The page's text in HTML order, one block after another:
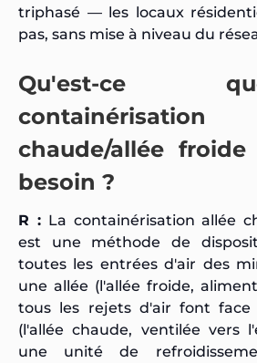
triphasé — les locaux
pas, sans mise à niveau du
Qu'est-ce
chaude/allée
besoin ?
R :La containérisation allée
est une méthode de
toutes les entrées d'air des
une allée (l'allée froide,
tous les rejets d'air font face
(l'allée chaude, ventilée vers
une unité de